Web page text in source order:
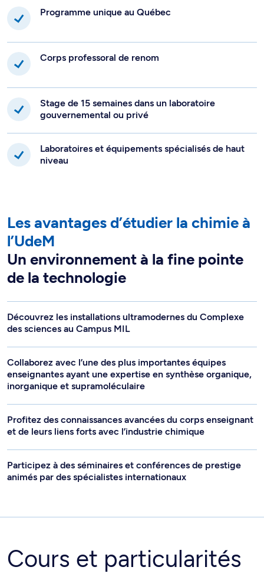
avec les besoins du marché de l'emploi en chimie et de
favoriser le placement des diplômés et diplômées.
Programme unique au Québec
Corps professoral de renom
Stage de 15 semaines dans un laboratoire
gouvernemental ou privé
Laboratoires et équipements spécialisés de haut
niveau
Les avantages d’étudier la chimie à
l’UdeM
Un environnement à la fine pointe
de la technologie
Découvrez les installations ultramodernes du Complexe
des sciences au Campus MIL
Collaborez avec l’une des plus importantes équipes
enseignantes ayant une expertise en synthèse organique,
inorganique et supramoléculaire
Profitez des connaissances avancées du corps enseignant
et de leurs liens forts avec l’industrie chimique
Participez à des séminaires et conférences de prestige
animés par des spécialistes internationaux
Cours et particularités